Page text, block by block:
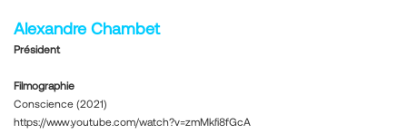
Alexandre Chambet
Président
Filmographie
Conscience (2021)
https://www.youtube.com/watch?v=zmMkfi8fGcA